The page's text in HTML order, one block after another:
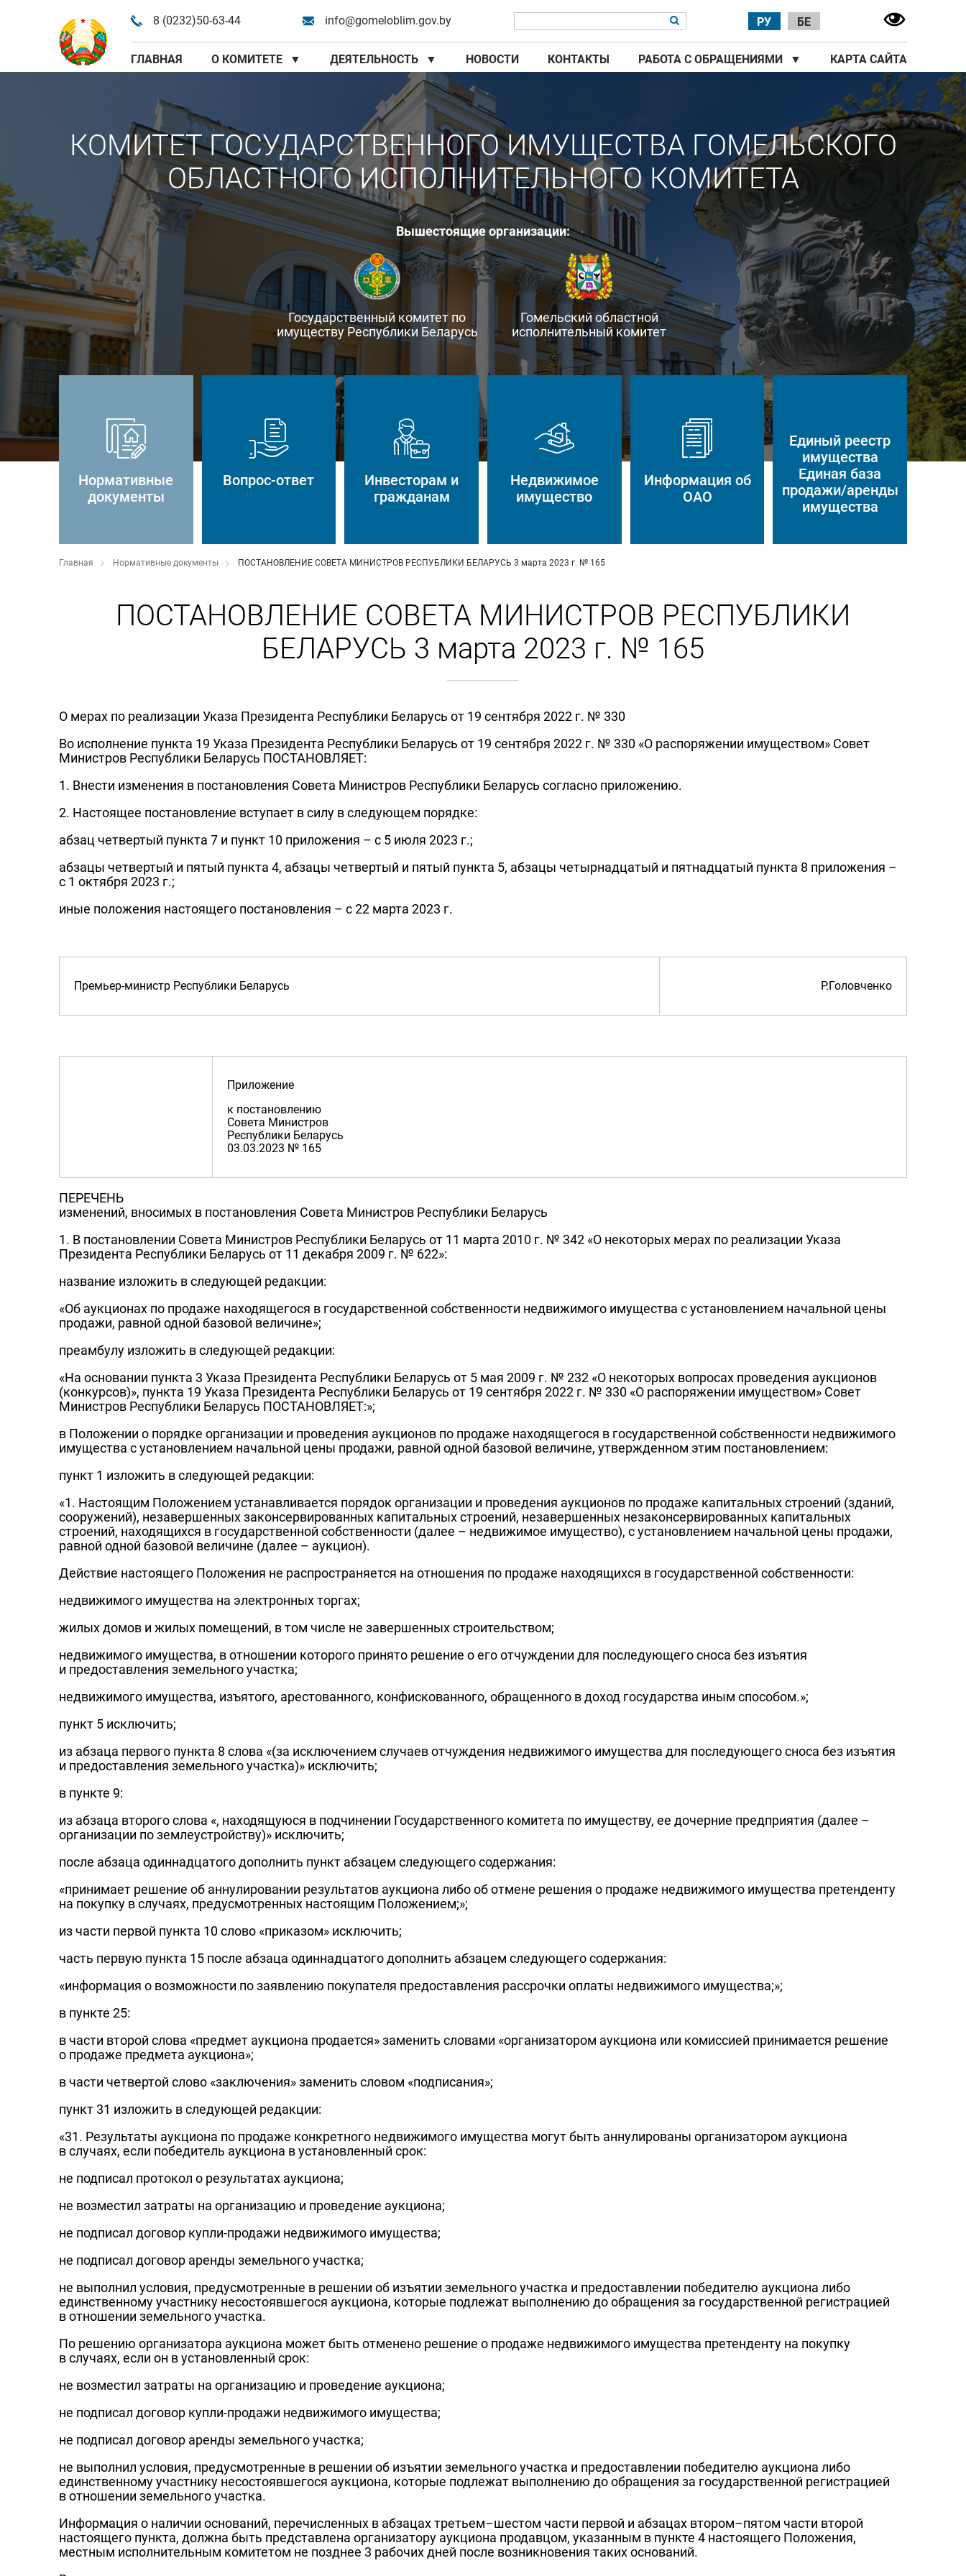
8 (0232)50-63-44 info@gomeloblim.gov.by РУ БЕ
ГЛАВНАЯ О КОМИТЕТЕ ▼ ДЕЯТЕЛЬНОСТЬ ▼ НОВОСТИ КОНТАКТЫ РАБОТА С ОБРАЩЕНИЯМИ ▼ КАРТА САЙТА
КОМИТЕТ ГОСУДАРСТВЕННОГО ИМУЩЕСТВА ГОМЕЛЬСКОГО
ОБЛАСТНОГО ИСПОЛНИТЕЛЬНОГО КОМИТЕТА
Вышестоящие организации:
Государственный комитет по
имуществу Республики Беларусь
Гомельский областной
исполнительный комитет
Нормативные
документы
Вопрос-ответ
Инвесторам и
гражданам
Недвижимое
имущество
Информация об
ОАО
Единый реестр
имущества
Единая база
продажи/аренды
имущества
Главная Нормативные документы ПОСТАНОВЛЕНИЕ СОВЕТА МИНИСТРОВ РЕСПУБЛИКИ БЕЛАРУСЬ 3 марта 2023 г. № 165
ПОСТАНОВЛЕНИЕ СОВЕТА МИНИСТРОВ РЕСПУБЛИКИ
БЕЛАРУСЬ 3 марта 2023 г. № 165
О мерах по реализации Указа Президента Республики Беларусь от 19 сентября 2022 г. № 330
Во исполнение пункта 19 Указа Президента Республики Беларусь от 19 сентября 2022 г. № 330 «О распоряжении имуществом» Совет
Министров Республики Беларусь ПОСТАНОВЛЯЕТ:
1. Внести изменения в постановления Совета Министров Республики Беларусь согласно приложению.
2. Настоящее постановление вступает в силу в следующем порядке:
абзац четвертый пункта 7 и пункт 10 приложения – с 5 июля 2023 г.;
абзацы четвертый и пятый пункта 4, абзацы четвертый и пятый пункта 5, абзацы четырнадцатый и пятнадцатый пункта 8 приложения –
с 1 октября 2023 г.;
иные положения настоящего постановления – с 22 марта 2023 г.
Премьер-министр Республики Беларусь Р.Головченко
Приложение
к постановлению
Совета Министров
Республики Беларусь
03.03.2023 № 165
ПЕРЕЧЕНЬ
изменений, вносимых в постановления Совета Министров Республики Беларусь
1. В постановлении Совета Министров Республики Беларусь от 11 марта 2010 г. № 342 «О некоторых мерах по реализации Указа
Президента Республики Беларусь от 11 декабря 2009 г. № 622»:
название изложить в следующей редакции:
«Об аукционах по продаже находящегося в государственной собственности недвижимого имущества с установлением начальной цены
продажи, равной одной базовой величине»;
преамбулу изложить в следующей редакции:
«На основании пункта 3 Указа Президента Республики Беларусь от 5 мая 2009 г. № 232 «О некоторых вопросах проведения аукционов
(конкурсов)», пункта 19 Указа Президента Республики Беларусь от 19 сентября 2022 г. № 330 «О распоряжении имуществом» Совет
Министров Республики Беларусь ПОСТАНОВЛЯЕТ:»;
в Положении о порядке организации и проведения аукционов по продаже находящегося в государственной собственности недвижимого
имущества с установлением начальной цены продажи, равной одной базовой величине, утвержденном этим постановлением:
пункт 1 изложить в следующей редакции:
«1. Настоящим Положением устанавливается порядок организации и проведения аукционов по продаже капитальных строений (зданий,
сооружений), незавершенных законсервированных капитальных строений, незавершенных незаконсервированных капитальных
строений, находящихся в государственной собственности (далее – недвижимое имущество), с установлением начальной цены продажи,
равной одной базовой величине (далее – аукцион).
Действие настоящего Положения не распространяется на отношения по продаже находящихся в государственной собственности:
недвижимого имущества на электронных торгах;
жилых домов и жилых помещений, в том числе не завершенных строительством;
недвижимого имущества, в отношении которого принято решение о его отчуждении для последующего сноса без изъятия
и предоставления земельного участка;
недвижимого имущества, изъятого, арестованного, конфискованного, обращенного в доход государства иным способом.»;
пункт 5 исключить;
из абзаца первого пункта 8 слова «(за исключением случаев отчуждения недвижимого имущества для последующего сноса без изъятия
и предоставления земельного участка)» исключить;
в пункте 9:
из абзаца второго слова «, находящуюся в подчинении Государственного комитета по имуществу, ее дочерние предприятия (далее –
организации по землеустройству)» исключить;
после абзаца одиннадцатого дополнить пункт абзацем следующего содержания:
«принимает решение об аннулировании результатов аукциона либо об отмене решения о продаже недвижимого имущества претенденту
на покупку в случаях, предусмотренных настоящим Положением;»;
из части первой пункта 10 слово «приказом» исключить;
часть первую пункта 15 после абзаца одиннадцатого дополнить абзацем следующего содержания:
«информация о возможности по заявлению покупателя предоставления рассрочки оплаты недвижимого имущества;»;
в пункте 25:
в части второй слова «предмет аукциона продается» заменить словами «организатором аукциона или комиссией принимается решение
о продаже предмета аукциона»;
в части четвертой слово «заключения» заменить словом «подписания»;
пункт 31 изложить в следующей редакции:
«31. Результаты аукциона по продаже конкретного недвижимого имущества могут быть аннулированы организатором аукциона
в случаях, если победитель аукциона в установленный срок:
не подписал протокол о результатах аукциона;
не возместил затраты на организацию и проведение аукциона;
не подписал договор купли-продажи недвижимого имущества;
не подписал договор аренды земельного участка;
не выполнил условия, предусмотренные в решении об изъятии земельного участка и предоставлении победителю аукциона либо
единственному участнику несостоявшегося аукциона, которые подлежат выполнению до обращения за государственной регистрацией
в отношении земельного участка.
По решению организатора аукциона может быть отменено решение о продаже недвижимого имущества претенденту на покупку
в случаях, если он в установленный срок:
не возместил затраты на организацию и проведение аукциона;
не подписал договор купли-продажи недвижимого имущества;
не подписал договор аренды земельного участка;
не выполнил условия, предусмотренные в решении об изъятии земельного участка и предоставлении победителю аукциона либо
единственному участнику несостоявшегося аукциона, которые подлежат выполнению до обращения за государственной регистрацией
в отношении земельного участка.
Информация о наличии оснований, перечисленных в абзацах третьем–шестом части первой и абзацах втором–пятом части второй
настоящего пункта, должна быть представлена организатору аукциона продавцом, указанным в пункте 4 настоящего Положения,
местным исполнительным комитетом не позднее 3 рабочих дней после возникновения таких оснований.